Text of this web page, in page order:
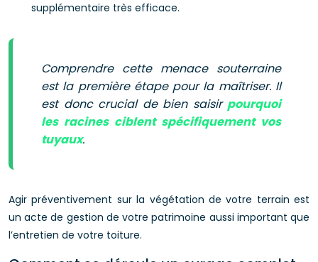
supplémentaire très efficace.
Comprendre cette menace souterraine
est la première étape pour la maîtriser. Il
est donc crucial de bien saisir pourquoi
les racines ciblent spécifiquement vos
tuyaux.
Agir préventivement sur la végétation de votre terrain est
un acte de gestion de votre patrimoine aussi important que
l’entretien de votre toiture.